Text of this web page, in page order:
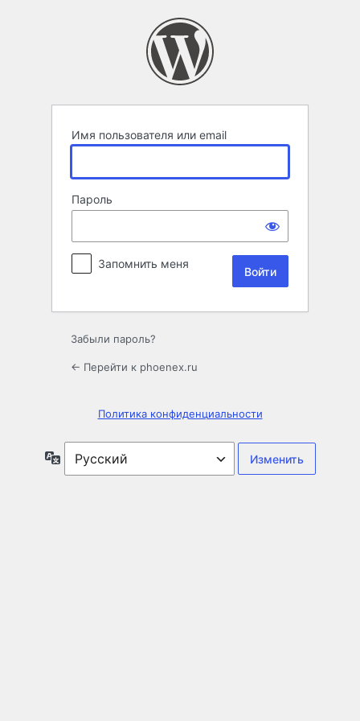
Имя пользователя или email
Пароль
Запомнить меня
Забыли пароль?
← Перейти к phoenex.ru
Политика конфиденциальности
Язык